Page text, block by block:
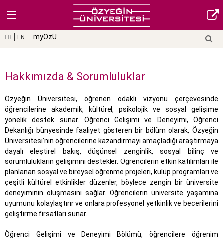
TR EN myOzU
Hakkımızda & Sorumluluklar
Özyeğin Üniversitesi, öğrenen odaklı vizyonu çerçevesinde
öğrencilerine akademik, kültürel, psikolojik ve sosyal gelişime
yönelik destek sunar. Öğrenci Gelişimi ve Deneyimi, Öğrenci
Dekanlığı bünyesinde faaliyet gösteren bir bölüm olarak, Özyeğin
Üniversitesi’nin öğrencilerine kazandırmayı amaçladığı araştırmaya
dayalı eleştirel bakış, düşünsel zenginlik, sosyal bilinç ve
sorumlulukların gelişimini destekler. Öğrencilerin etkin katılımları ile
planlanan sosyal ve bireysel öğrenme projeleri, kulüp programları ve
çeşitli kültürel etkinlikler düzenler, böylece zengin bir üniversite
deneyiminin oluşmasını sağlar. Öğrencilerin üniversite yaşamına
uyumunu kolaylaştırır ve onlara profesyonel yetkinlik ve becerilerini
geliştirme fırsatları sunar.
Öğrenci Gelişimi ve Deneyimi Bölümü, öğrencilere öğrenim